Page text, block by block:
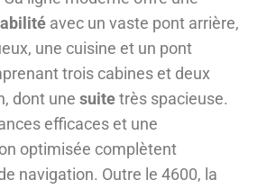
avec un vaste pont arrière,
une cuisine et un pont
trois cabines et deux
dont une suitetrès spacieuse.
efficaces et une
optimisée complètent
navigation. Outre le 4600, la